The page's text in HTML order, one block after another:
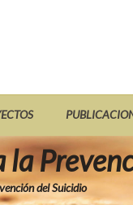
del Suicidio